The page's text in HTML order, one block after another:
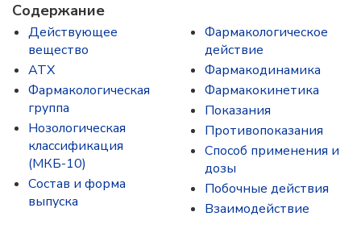
Содержание
Действующее
вещество
ATX
Фармакологическая
группа
Нозологическая
классификация
(МКБ-10)
Состав и форма
выпускa
Фармакологическое
действие
Фармакодинамика
Фармакокинетика
Показания
Противопоказания
Способ применения и
дозы
Побочные действия
Взаимодействие